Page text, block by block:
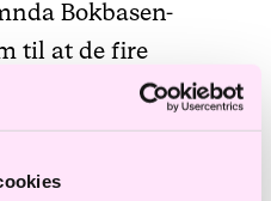
Bokbasen-
til at de fire
til
om